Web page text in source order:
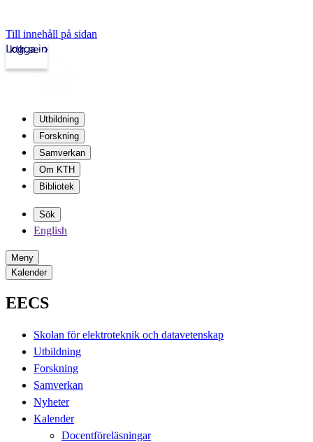
Till innehåll på sidan
kth.se
Logga in
Utbildning
Forskning
Samverkan
Om KTH
Bibliotek
Sök
English
Meny
Kalender
EECS
Skolan för elektroteknik och datavetenskap
Utbildning
Forskning
Samverkan
Nyheter
Kalender
Docentföreläsningar